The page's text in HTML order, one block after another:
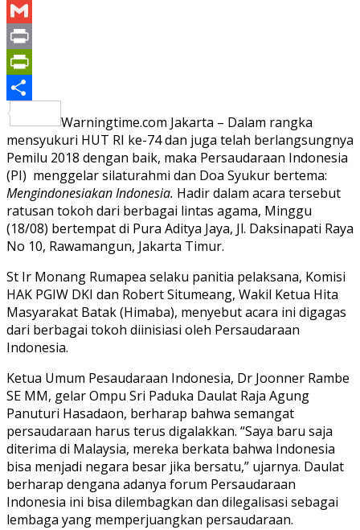
Yahoo
Mail
Gmail
Print
PrintFriendly
Share
Warningtime.com Jakarta – Dalam rangka
mensyukuri HUT RI ke-74 dan juga telah berlangsungnya
Pemilu 2018 dengan baik, maka Persaudaraan Indonesia
(PI) menggelar silaturahmi dan Doa Syukur bertema:
Mengindonesiakan Indonesia. Hadir dalam acara tersebut
ratusan tokoh dari berbagai lintas agama, Minggu
(18/08) bertempat di Pura Aditya Jaya, Jl. Daksinapati Raya
No 10, Rawamangun, Jakarta Timur.
St Ir Monang Rumapea selaku panitia pelaksana, Komisi
HAK PGIW DKI dan Robert Situmeang, Wakil Ketua Hita
Masyarakat Batak (Himaba), menyebut acara ini digagas
dari berbagai tokoh diinisiasi oleh Persaudaraan
Indonesia.
Ketua Umum Pesaudaraan Indonesia, Dr Joonner Rambe
SE MM, gelar Ompu Sri Paduka Daulat Raja Agung
Panuturi Hasadaon, berharap bahwa semangat
persaudaraan harus terus digalakkan. “Saya baru saja
diterima di Malaysia, mereka berkata bahwa Indonesia
bisa menjadi negara besar jika bersatu,” ujarnya. Daulat
berharap dengana adanya forum Persaudaraan
Indonesia ini bisa dilembagkan dan dilegalisasi sebagai
lembaga yang memperjuangkan persaudaraan.